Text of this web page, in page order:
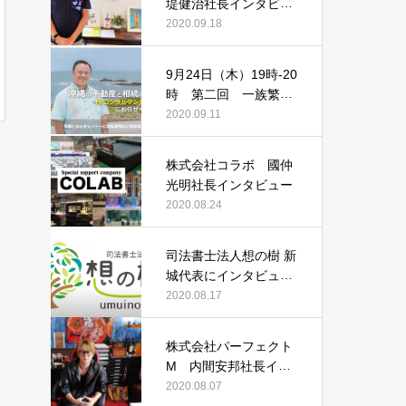
ー
2020.09.18
9月24日（木）19時‐20
時 第二回 一族繁栄
相続セミナー「相続の
10年前からやるべき3
2020.09.11
株式会社コラボ 國仲
光明社長インタビュー
2020.08.24
司法書士法人想の樹 新
城代表にインタビュー
しました！
2020.08.17
株式会社パーフェクト
M 内間安邦社長イン
タビュー
2020.08.07